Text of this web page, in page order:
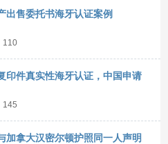
出售委托书海牙认证案例
110
印件真实性海牙认证，中国申请
145
加拿大汉密尔顿护照同一人声明